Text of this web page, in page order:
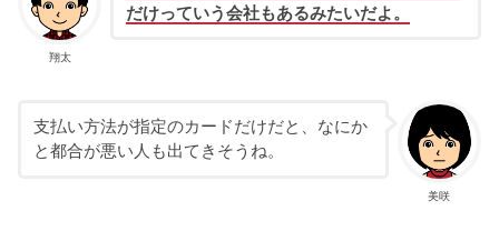
翔太
だけっていう会社もあるみたいだよ。
美咲
支払い方法が指定のカードだけだと、なにか
と都合が悪い人も出てきそうね。